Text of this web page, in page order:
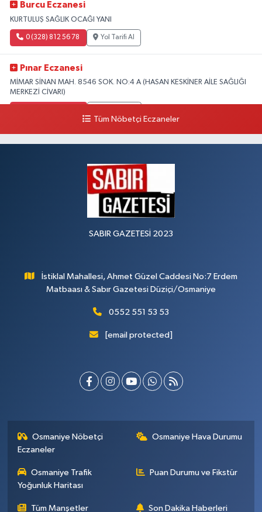
Burcu Eczanesi
KURTULUŞ SAĞLIK OCAĞI YANI
0 (328) 812 56 78 Yol Tarifi Al
Pınar Eczanesi
MİMAR SİNAN MAH. 8546 SOK. NO:4 A (HASAN KESKİNER AİLE SAĞLIĞI
MERKEZİ CİVARI)
Tüm Nöbetçi Eczaneler
SABIR GAZETESİ 2023
İstiklal Mahallesi, Ahmet Güzel Caddesi No:7 Erdem
Matbaası & Sabır Gazetesi Düziçi/Osmaniye
0552 551 53 53
[email protected]
Osmaniye Nöbetçi
Eczaneler
Osmaniye Hava Durumu
Osmaniye Trafik
Yoğunluk Haritası
Puan Durumu ve Fikstür
Tüm Manşetler Son Dakika Haberleri